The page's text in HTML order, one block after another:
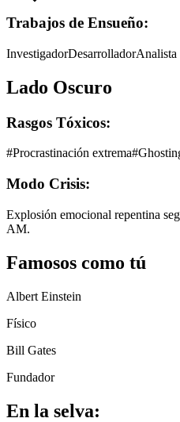
Trabajos de Ensueño:
InvestigadorDesarrolladorAnalista
Lado Oscuro
Rasgos Tóxicos:
#Procrastinación extrema#
Modo Crisis:
Explosión emocional repentina
AM.
Famosos como tú
Albert Einstein
Físico
Bill Gates
Fundador
En la selva: